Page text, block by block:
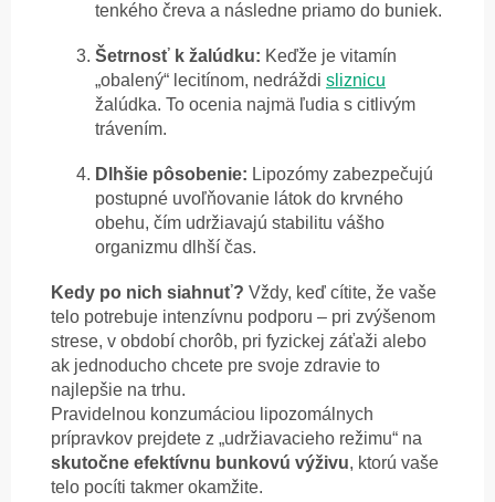
tenkého čreva a následne priamo do buniek.
Šetrnosť k žalúdku: Keďže je vitamín
„obalený“ lecitínom, nedráždi sliznicu
žalúdka. To ocenia najmä ľudia s citlivým
trávením.
Dlhšie pôsobenie: Lipozómy zabezpečujú
postupné uvoľňovanie látok do krvného
obehu, čím udržiavajú stabilitu vášho
organizmu dlhší čas.
Kedy po nich siahnuť? Vždy, keď cítite, že vaše
telo potrebuje intenzívnu podporu – pri zvýšenom
strese, v období chorôb, pri fyzickej záťaži alebo
ak jednoducho chcete pre svoje zdravie to
najlepšie na trhu.
Pravidelnou konzumáciou lipozomálnych
prípravkov prejdete z „udržiavacieho režimu“ na
skutočne efektívnu bunkovú výživu, ktorú vaše
telo pocíti takmer okamžite.